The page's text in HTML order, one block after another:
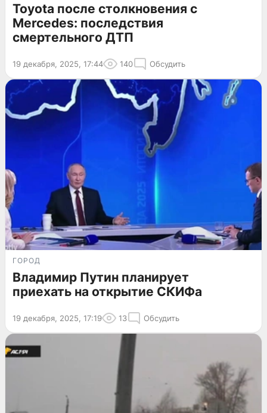
Toyota после столкновения с
Mercedes: последствия
смертельного ДТП
19 декабря, 2025, 17:44 140 Обсудить
ГОРОД
Владимир Путин планирует
приехать на открытие СКИФа
19 декабря, 2025, 17:19 13 Обсудить